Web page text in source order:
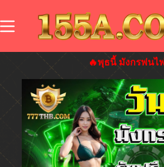
🔥พุธนี้ มังกรพ่นไ